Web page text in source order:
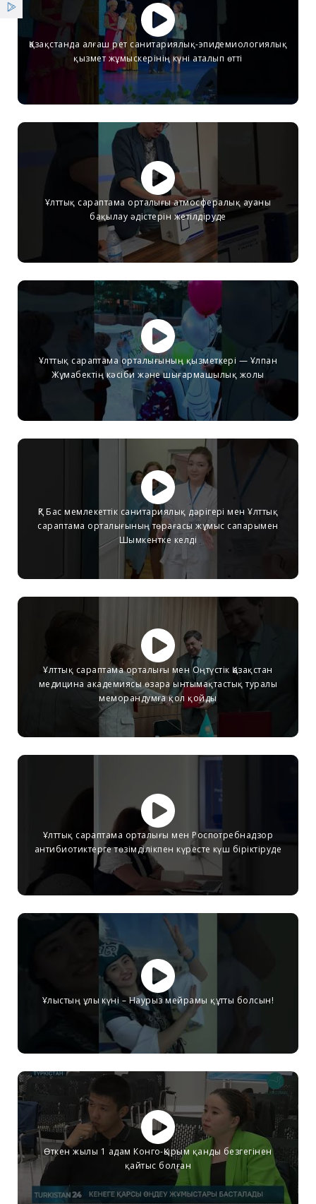
Қызметтер
Жеңілдіктер
Жаңалықтар
Қазақстанда алғаш рет санитариялық-эпидемиологиялық
қызмет жұмыскерінің күні аталып өтті
Ұлттық сараптама орталығы атмосфералық ауаны
бақылау әдістерін жетілдіруде
Ұлттық сараптама орталығының қызметкері — Ұлпан
Жұмабектің кәсіби және шығармашылық жолы
ҚР Бас мемлекеттік санитариялық дәрігері мен Ұлттық
сараптама орталығының төрағасы жұмыс сапарымен
Шымкентке келді
Ұлттық сараптама орталығы мен Оңтүстік Қазақстан
медицина академиясы өзара ынтымақтастық туралы
меморандумға қол қойды
Ұлттық сараптама орталығы мен Роспотребнадзор
антибиотиктерге төзімділікпен күресте күш біріктіруде
Ұлыстың ұлы күні – Наурыз мейрамы құтты болсын!
Өткен жылы 1 адам Конго-Қырым қанды безгегінен
қайтыс болған